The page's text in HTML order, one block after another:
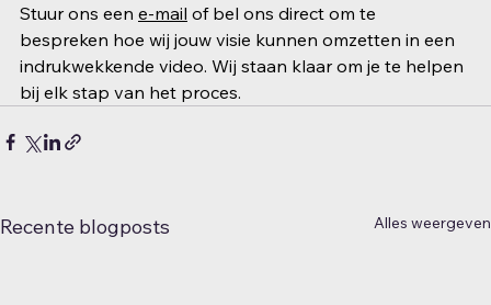
Stuur ons een e-mail of bel ons direct om te
bespreken hoe wij jouw visie kunnen omzetten in een
indrukwekkende video. Wij staan klaar om je te helpen
bij elk stap van het proces.
Recente blogposts Alles weergeven